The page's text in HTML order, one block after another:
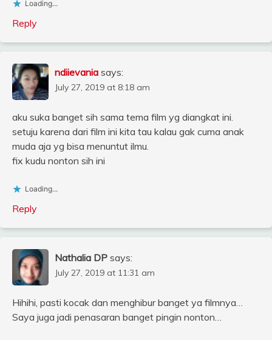
Loading...
Reply
ndiievania says:
July 27, 2019 at 8:18 am
aku suka banget sih sama tema film yg diangkat ini.
setuju karena dari film ini kita tau kalau gak cuma anak
muda aja yg bisa menuntut ilmu.
fix kudu nonton sih ini
Loading...
Reply
Nathalia DP says:
July 27, 2019 at 11:31 am
Hihihi, pasti kocak dan menghibur banget ya filmnya…
Saya juga jadi penasaran banget pingin nonton…